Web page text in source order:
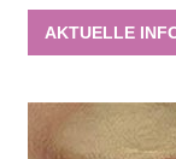
AKTUELLE